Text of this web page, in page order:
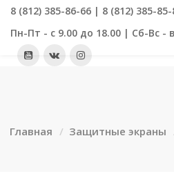
8 (812) 385-86-66 | 8 (812) 385-85-
Пн-Пт - с 9.00 до 18.00 | Сб-Вс -
Главная Защитные экраны